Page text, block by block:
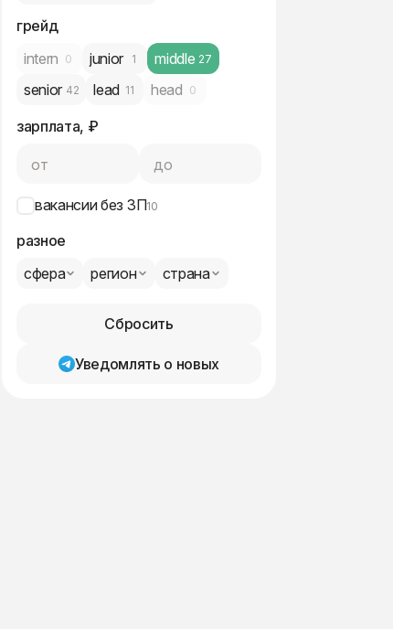
грейд
intern 0 junior 1 middle 27
senior 42 lead 11 head 0
зарплата, ₽
от до
вакансии без ЗП10
разное
сфера
регион страна
Сбросить
Уведомлять о новых